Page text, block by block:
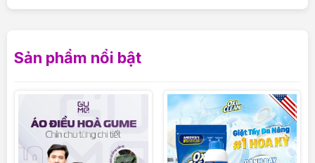
hữu ích, có tác dụng giữ ẩm và làm mới, đẩy nhanh
tố và chữa lành da.
-Nhựa cây bạch dương cải thiện làn da và làm cho
da mềm mại hơn, giúp làm mờ các vết tàn nhang và
đồi mồi, giúp điều trị mụn trứng cá, bong tróc và
Sản phẩm nổi bật